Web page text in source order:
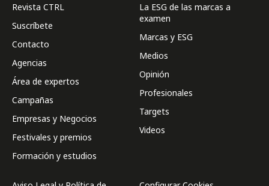
Revista CTRL
Suscríbete
Contacto
Agencias
Área de expertos
Campañas
Empresas y Negocios
Festivales y premios
Formación y estudios
La ESG de las marcas a
examen
Marcas y ESG
Medios
Opinión
Profesionales
Targets
Videos